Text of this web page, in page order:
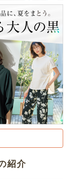
紹介